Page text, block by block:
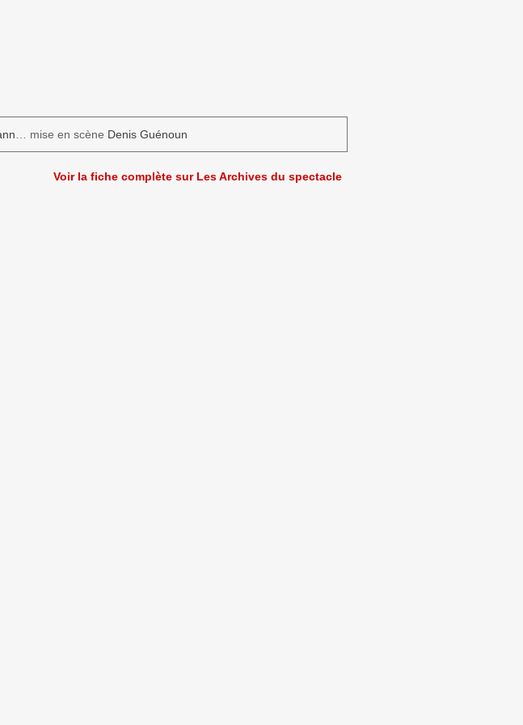
… mise en scène Denis Guénoun
Voir la fiche complète sur Les Archives du spectacle